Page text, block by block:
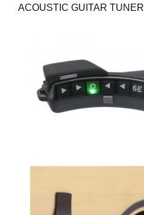
ACOUSTIC GUITAR TUNER